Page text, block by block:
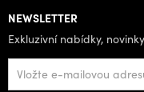
NEWSLETTER
Exkluzivní nabídky,